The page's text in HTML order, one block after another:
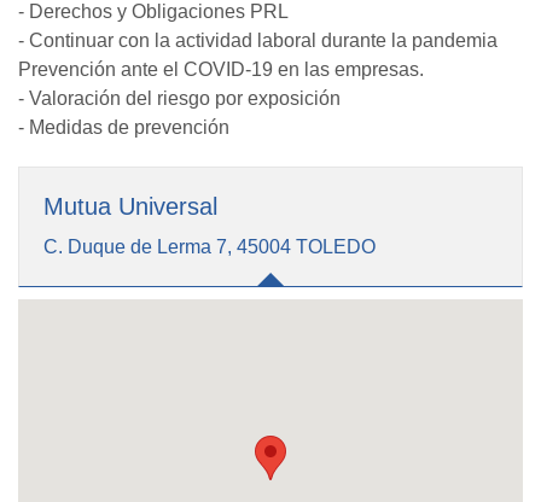
- Derechos y Obligaciones PRL
- Continuar con la actividad laboral durante la pandemia
Prevención ante el COVID-19 en las empresas.
- Valoración del riesgo por exposición
- Medidas de prevención
Mutua Universal
C. Duque de Lerma 7, 45004 TOLEDO